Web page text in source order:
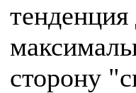
сторону